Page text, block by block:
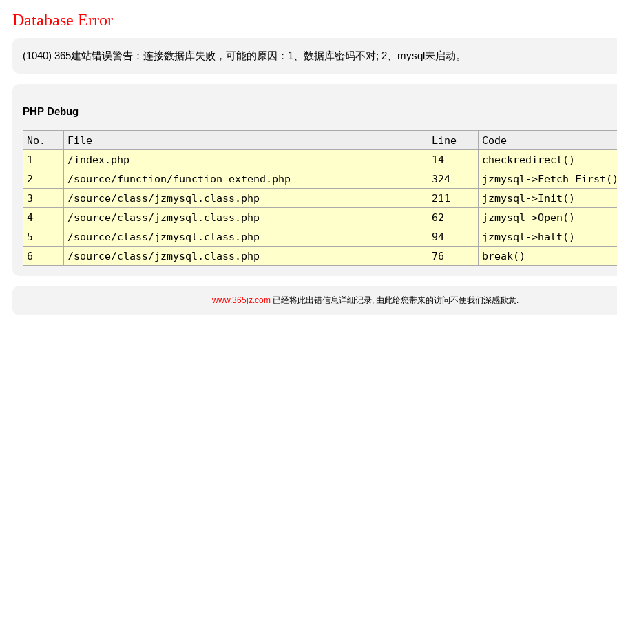
Database Error
(1040) 365建站错误警告：连接数据库失败，可能的原因：1、数据库密码不对; 2、mysql未启动。
PHP Debug
No. File Line
Code
1
/index.php 14
checkredirect()
2
/source/function/function_extend.php 324
jzmysql-
3
/source/class/jzmysql.class.php 211
jzmysql->Init()
4
/source/class/jzmysql.class.php 62
jzmysql->Open()
5
/source/class/jzmysql.class.php 94
jzmysql->halt()
6
/source/class/jzmysql.class.php 76 break()
www.365jz.com已经将此出错信息详细记录, 由此给您带来的访问不便我们深感歉意.